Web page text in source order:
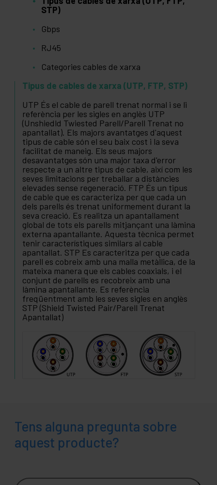
STP)
Gbps
RJ45
Categories cables de xarxa
Tipus de cables de xarxa (UTP, FTP, STP)
UTP És el cable de parell trenat normal i se li
referència per les sigles en anglès UTP
(Unshiedld Twiested Parell/Parell Trenat no
apantallat). Els majors avantatges d'aquest
tipus de cable són el seu baix cost i la seva
facilitat de maneig. Els seus majors
desavantatges són una major taxa d'error
respecte a un altre tipus de cable, així com les
seves limitacions per treballar a distàncies
elevades sense regeneració. FTP És un tipus
de cable que es caracteriza per que cada un
dels parells és trenat uniformement durant la
seva creació. Es realitza un apantallament
global de tots els parells mitjançant una làmina
externa apantallante. Aquesta tècnica permet
tenir característiques similars al cable
apantallat. STP Es caracteritza per que cada
parell es cobreix amb una malla metàl·lica, de la
mateixa manera que els cables coaxials, i el
conjunt de parells es recobreix amb una
làmina apantallante. Es referència
freqüentment amb les seves sigles en anglès
STP (Shield Twisted Pair/Parell Trenat
Apantallat)
Tens alguna pregunta sobre
aquest producte?